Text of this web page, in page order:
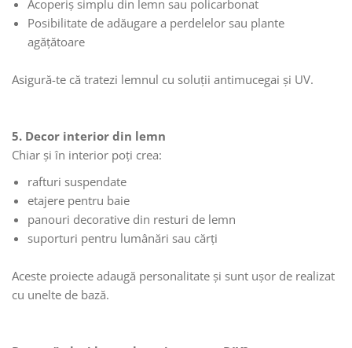
Acoperiș simplu din lemn sau policarbonat
Posibilitate de adăugare a perdelelor sau plante
agățătoare
Asigură-te că tratezi lemnul cu soluții antimucegai și UV.
5. Decor interior din lemn
Chiar și în interior poți crea:
rafturi suspendate
etajere pentru baie
panouri decorative din resturi de lemn
suporturi pentru lumânări sau cărți
Aceste proiecte adaugă personalitate și sunt ușor de realizat
cu unelte de bază.